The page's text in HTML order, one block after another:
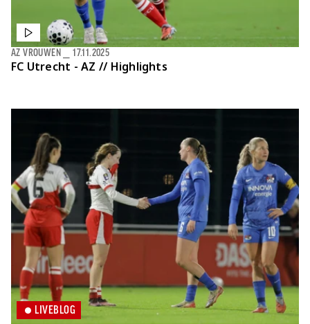
FC Utrecht - AZ // Highlights
AZ VROUWEN ⎯17.11.2025
LIVEBLOG